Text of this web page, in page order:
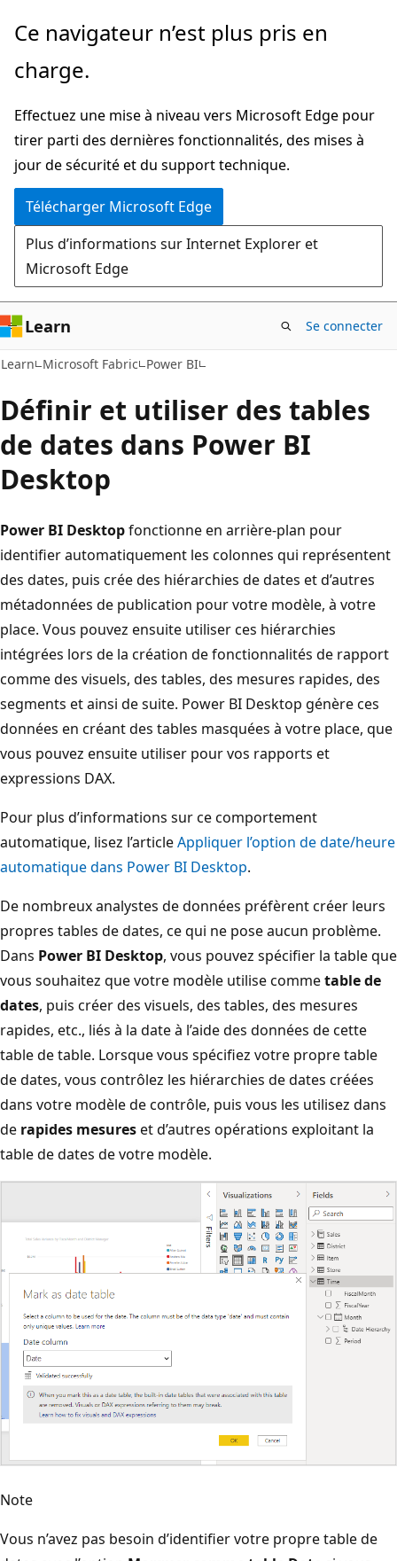
Passer
directement
au
principal
Ce navigateur n’est plus pris en
charge.
Effectuez une mise à niveau vers Microsoft Edge pour
tirer parti des dernières fonctionnalités, des mises à
jour de sécurité et du support technique.
Télécharger Microsoft Edge
Plus d’informations sur Internet Explorer et
Microsoft Edge
Learn Se connecter
Learn Microsoft Fabric Power BI
Définir et utiliser des tables
de dates dans Power BI
Desktop
Power BI Desktopfonctionne en arrière-plan pour
identifier automatiquement les colonnes qui représentent
des dates, puis crée des hiérarchies de dates et d’autres
métadonnées de publication pour votre modèle, à votre
place. Vous pouvez ensuite utiliser ces hiérarchies
intégrées lors de la création de fonctionnalités de rapport
comme des visuels, des tables, des mesures rapides, des
segments et ainsi de suite. Power BI Desktop génère ces
données en créant des tables masquées à votre place, que
vous pouvez ensuite utiliser pour vos rapports et
expressions DAX.
Pour plus d’informations sur ce comportement
automatique, lisez l’articleAppliquer l’option de date/heure
automatique dans Power BI Desktop.
De nombreux analystes de données préfèrent créer leurs
propres tables de dates, ce qui ne pose aucun problème.
Dans Power BI Desktop, vous pouvez spécifier la table que
vous souhaitez que votre modèle utilise commetable de
dates, puis créer des visuels, des tables, des mesures
rapides, etc., liés à la date à l’aide des données de cette
table de table. Lorsque vous spécifiez votre propre table
de dates, vous contrôlez les hiérarchies de dates créées
dans votre modèle de contrôle, puis vous les utilisez dans
de rapides mesureset d’autres opérations exploitant la
table de dates de votre modèle.
Note
Vous n’avez pas besoin d’identifier votre propre table de